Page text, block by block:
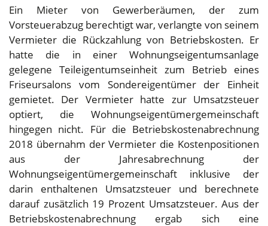
Ein Mieter von Gewerberäumen, der zum
Vorsteuerabzug berechtigt war, verlangte von seinem
Vermieter die Rückzahlung von Betriebskosten. Er
hatte die in einer Wohnungseigentumsanlage
gelegene Teileigentumseinheit zum Betrieb eines
Friseursalons vom Sondereigentümer der Einheit
gemietet. Der Vermieter hatte zur Umsatzsteuer
optiert, die Wohnungseigentümergemeinschaft
hingegen nicht. Für die Betriebskostenabrechnung
2018 übernahm der Vermieter die Kostenpositionen
aus der Jahresabrechnung der
Wohnungseigentümergemeinschaft inklusive der
darin enthaltenen Umsatzsteuer und berechnete
darauf zusätzlich 19 Prozent Umsatzsteuer. Aus der
Betriebskostenabrechnung ergab sich eine